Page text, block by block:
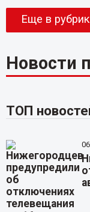
Еще в
Новости
ТОП